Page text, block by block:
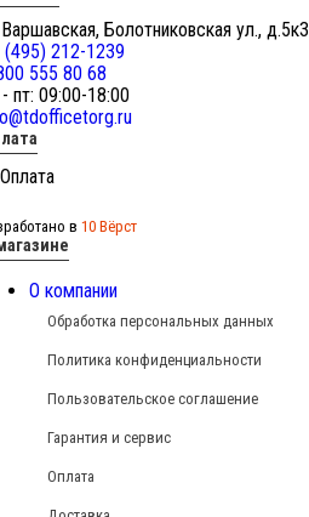
Болотниковская ул., д.5к3
(495) 212-1239
555 80 68
пт: 09:00-18:00
в 10 Вёрст
О компании
Обработка персональных данных
Политика конфиденциальности
Пользовательское соглашение
Гарантия и сервис
Оплата